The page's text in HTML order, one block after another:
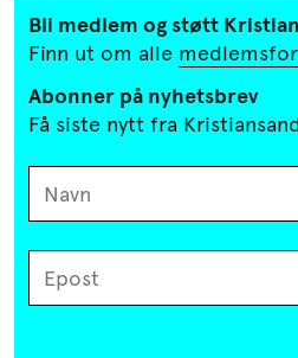
Bli medlem og støtt
Finn ut om alle
Abonner på nyhetsbrev
Få siste nytt fra